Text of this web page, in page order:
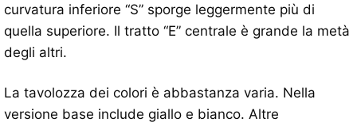
curvatura inferiore “S” sporge leggermente più di
quella superiore. Il tratto “E” centrale è grande la metà
degli altri.
La tavolozza dei colori è abbastanza varia. Nella
versione base include giallo e bianco. Altre